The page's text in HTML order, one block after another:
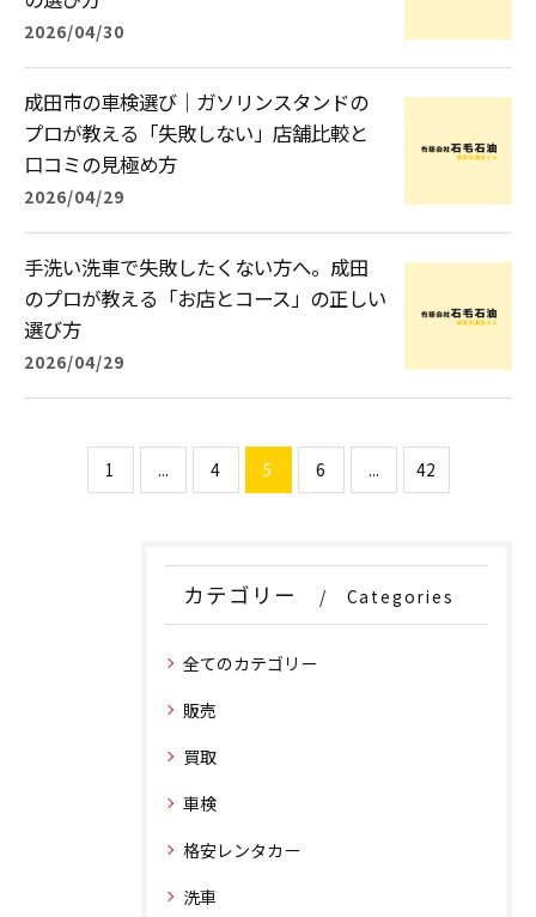
2026/04/30
成田市の車検選び｜ガソリンスタンドの
プロが教える「失敗しない」店舗比較と
口コミの見極め方
2026/04/29
手洗い洗車で失敗したくない方へ。成田
のプロが教える「お店とコース」の正しい
選び方
2026/04/29
1 ... 4 5 6 ... 42
カテゴリー Categories
全てのカテゴリー
販売
買取
車検
格安レンタカー
洗車